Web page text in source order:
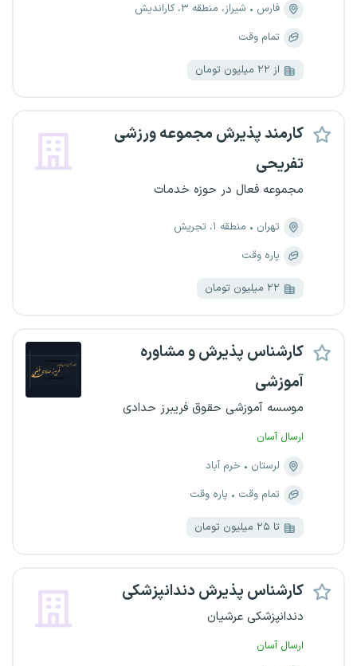
فارس
شیراز، منطقه ۳، کاراندیش
تمام وقت
از ۲۲ میلیون تومان
کارمند پذیرش مجموعه ورزشی
تفریحی
مجموعه فعال در حوزه خدمات
تهران
منطقه ۱، تجریش
پاره وقت
۲۲ میلیون تومان
کارشناس پذیرش و مشاوره
آموزشی
موسسه آموزشی حقوق فریبرز حدادی
ارسال آسان
لرستان
خرم آباد
تمام وقت
پاره وقت
تا ۲۵ میلیون تومان
کارشناس پذیرش دندانپزشکی
دندانپزشکی عرشیان
ارسال آسان